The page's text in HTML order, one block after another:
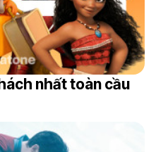
nhất toàn cầu